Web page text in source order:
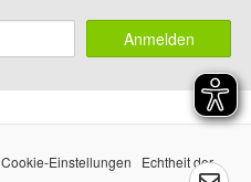
Anmelden
Cookie-Einstellungen
Echtheit der